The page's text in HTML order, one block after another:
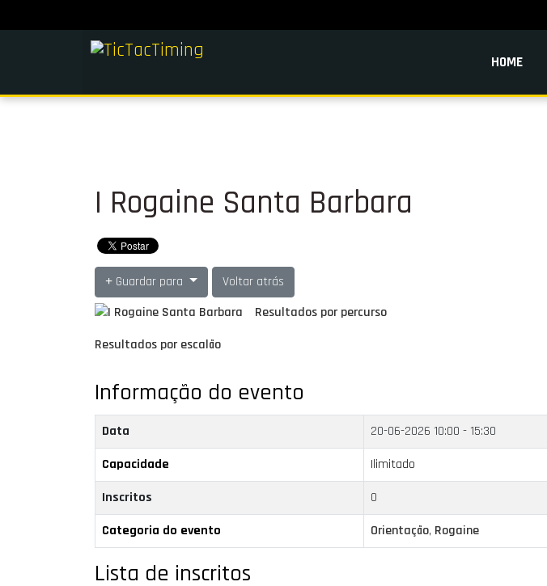
HOME
I Rogaine Santa Barbara
Guardar para
Voltar atrás
Resultados por percurso
Resultados por escalão
Informação do evento
Data 20-06-2026 10:00 - 15:30
Capacidade
Ilimitado
Inscritos
0
Categoria do evento
Orientação, Rogaine
Lista de inscritos